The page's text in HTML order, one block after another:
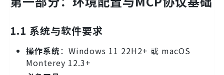
1.1 系统与软件要求
操作系统：Windows 11 22H2+ 或 macOS
Monterey 12.3+